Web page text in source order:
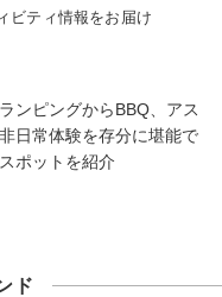
ビティ情報をお届け
ンピングからBBQ、アス
日常体験を存分に堪能で
ポットを紹介
ド